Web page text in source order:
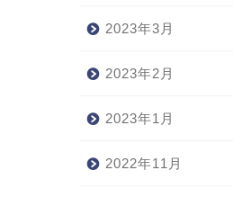
2023年3月
2023年2月
2023年1月
2022年11月